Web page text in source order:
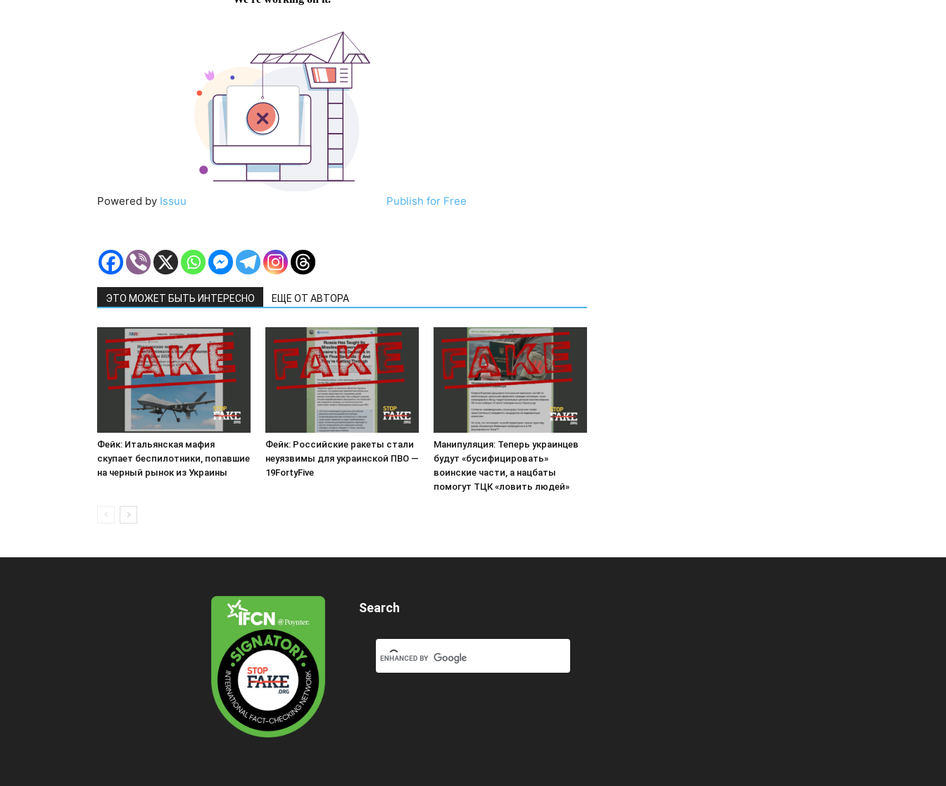
Powered by Issuu Publish for Free
ЭТО МОЖЕТ БЫТЬ ИНТЕРЕСНО ЕЩЕ ОТ АВТОРА
Фейк: Итальянская мафия
скупает беспилотники, попавшие
на черный рынок из Украины
Фейк: Российские ракеты стали
неуязвимы для украинской ПВО —
19FortyFive
Манипуляция: Теперь украинцев
будут «бусифицировать»
воинские части, а нацбаты
помогут ТЦК «ловить людей»
Search